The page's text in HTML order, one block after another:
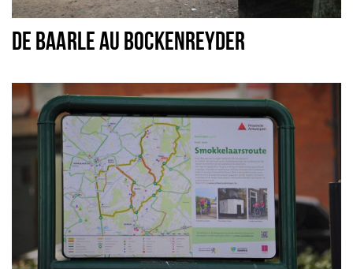
Dormir
Récréation
Achats
Parking
Éxpercience
Enclaves
Musée et théâtre
Activité
Piste cyclable
DE BAARLE AU BOCKENREYDER